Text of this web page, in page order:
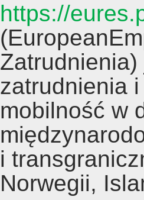
https://
Zatrudnienia)
zatrudnienia
mobilność w
i
Norwegii,